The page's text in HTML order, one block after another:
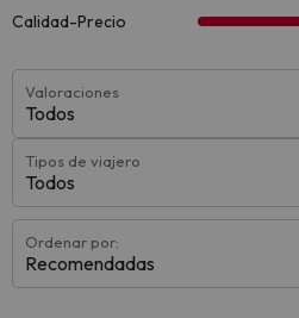
Valoraciones
Todos
Tipos de viajero
Todos
Ordenar por:
Recomendadas